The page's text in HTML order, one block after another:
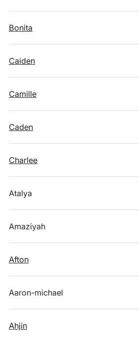
Bonita
Caiden
Camille
Caden
Charlee
Atalya
Amaziyah
Afton
Aaron-michael
Ahjin